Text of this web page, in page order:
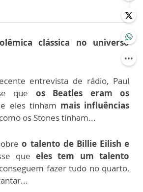
clássica no universo
entrevista de rádio, Paul
que os Beatles eram os
eles tinham mais influências
os Stones tinham...
o talento de Billie Eilish e
queeles tem um talento
fazer tudo no quarto,